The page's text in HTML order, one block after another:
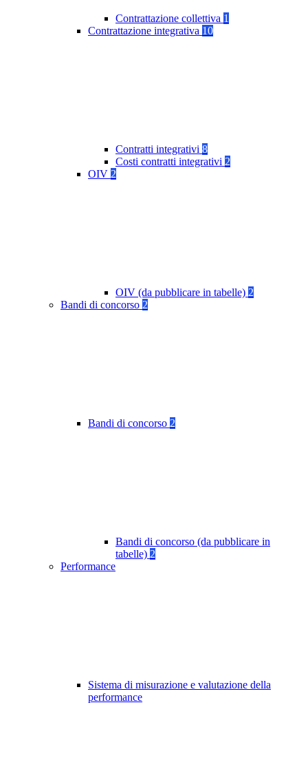
Contrattazione collettiva 1
Contrattazione integrativa 10
Contratti integrativi 8
Costi contratti integrativi 2
OIV 2
OIV (da pubblicare in tabelle) 2
Bandi di concorso 2
Bandi di concorso 2
Bandi di concorso (da pubblicare in
tabelle) 2
Performance
Sistema di misurazione e valutazione della
performance